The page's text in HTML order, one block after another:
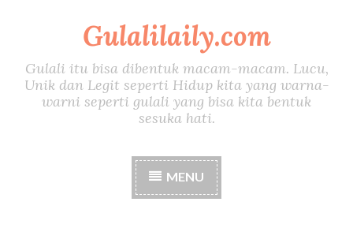
p
Gulalilaily.com
Gulali itu bisa dibentuk macam-macam. Lucu,
Unik dan Legit seperti Hidup kita yang warna-
warni seperti gulali yang bisa kita bentuk
sesuka hati.
MENU